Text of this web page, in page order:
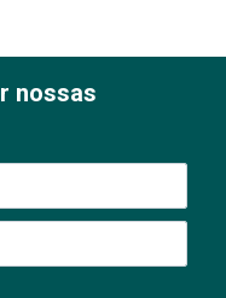
nossas